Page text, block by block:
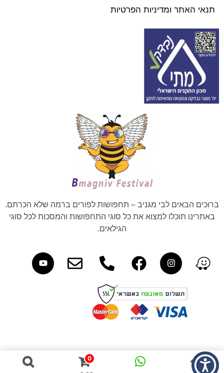
תנאי האתר ומדיניות הפרטיות
ברוכים הבאים לבי מגניב – תחפושות לפורים ברמה שלא הכרתם.
באתרינו תוכלו למצוא את כל סוגי התחפושות והמסכות לכל סוגי
הגילאים.
0